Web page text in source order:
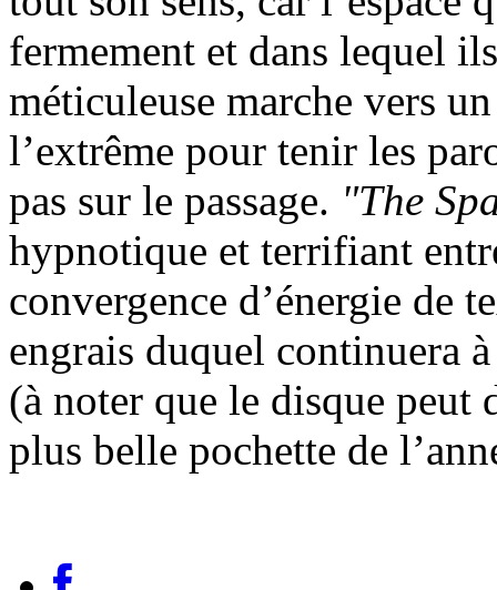
fermement et dans lequel
méticuleuse marche vers
l’extrême pour tenir les
pas sur le passage. "The
hypnotique et terrifiant
convergence d’énergie de
engrais duquel continuera
(à noter que le disque peut
plus belle pochette de